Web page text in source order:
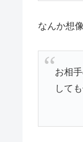
なんか想
お相
して